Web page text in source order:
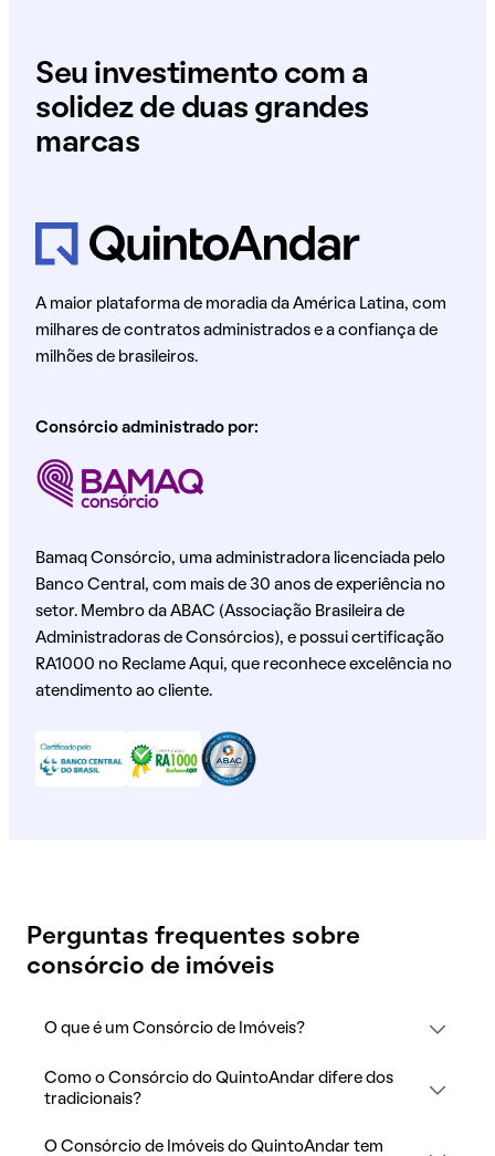
Seu investimento com a
solidez de duas grandes
marcas
A maior plataforma de moradia da América Latina, com
milhares de contratos administrados e a confiança de
milhões de brasileiros.
Consórcio administrado por:
Bamaq Consórcio, uma administradora licenciada pelo
Banco Central, com mais de 30 anos de experiência no
setor. Membro da ABAC (Associação Brasileira de
Administradoras de Consórcios), e possui certificação
RA1000 no Reclame Aqui, que reconhece excelência no
atendimento ao cliente.
Perguntas frequentes sobre
consórcio de imóveis
O que é um Consórcio de Imóveis?
Como o Consórcio do QuintoAndar difere dos
tradicionais?
O Consórcio de Imóveis do QuintoAndar tem